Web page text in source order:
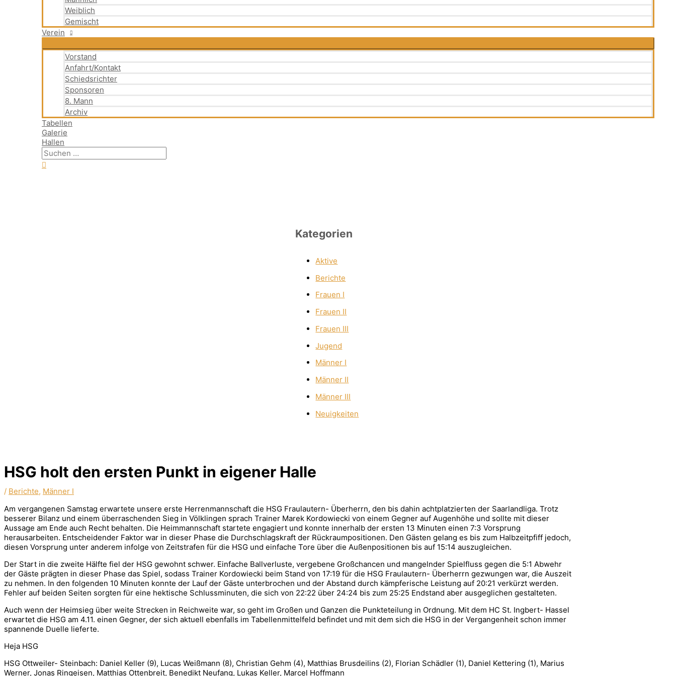
Weiblich
Gemischt
Verein
Vorstand
Anfahrt/Kontakt
Schiedsrichter
Sponsoren
8. Mann
Archiv
Tabellen
Galerie
Hallen
Kategorien
Aktive
Berichte
Frauen I
Frauen II
Frauen III
Jugend
Männer I
Männer II
Männer III
Neuigkeiten
HSG holt den ersten Punkt in eigener Halle
/ Berichte, Männer I
Am vergangenen Samstag erwartete unsere erste Herrenmannschaft die HSG Fraulautern- Überherrn, den bis dahin achtplatzierten der Saarlandliga. Trotz
besserer Bilanz und einem überraschenden Sieg in Völklingen sprach Trainer Marek Kordowiecki von einem Gegner auf Augenhöhe und sollte mit dieser
Aussage am Ende auch Recht behalten. Die Heimmannschaft startete engagiert und konnte innerhalb der ersten 13 Minuten einen 7:3 Vorsprung
herausarbeiten. Entscheidender Faktor war in dieser Phase die Durchschlagskraft der Rückraumpositionen. Den Gästen gelang es bis zum Halbzeitpfiff jedoch,
diesen Vorsprung unter anderem infolge von Zeitstrafen für die HSG und einfache Tore über die Außenpositionen bis auf 15:14 auszugleichen.
Der Start in die zweite Hälfte fiel der HSG gewohnt schwer. Einfache Ballverluste, vergebene Großchancen und mangelnder Spielfluss gegen die 5:1 Abwehr
der Gäste prägten in dieser Phase das Spiel, sodass Trainer Kordowiecki beim Stand von 17:19 für die HSG Fraulautern- Überherrn gezwungen war, die Auszeit
zu nehmen. In den folgenden 10 Minuten konnte der Lauf der Gäste unterbrochen und der Abstand durch kämpferische Leistung auf 20:21 verkürzt werden.
Fehler auf beiden Seiten sorgten für eine hektische Schlussminuten, die sich von 22:22 über 24:24 bis zum 25:25 Endstand aber ausgeglichen gestalteten.
Auch wenn der Heimsieg über weite Strecken in Reichweite war, so geht im Großen und Ganzen die Punkteteilung in Ordnung. Mit dem HC St. Ingbert- Hassel
erwartet die HSG am 4.11. einen Gegner, der sich aktuell ebenfalls im Tabellenmittelfeld befindet und mit dem sich die HSG in der Vergangenheit schon immer
spannende Duelle lieferte.
Heja HSG
HSG Ottweiler- Steinbach: Daniel Keller (9), Lucas Weißmann (8), Christian Gehm (4), Matthias Brusdeilins (2), Florian Schädler (1), Daniel Kettering (1), Marius
Werner, Jonas Ringeisen, Matthias Ottenbreit, Benedikt Neufang, Lukas Keller, Marcel Hoffmann